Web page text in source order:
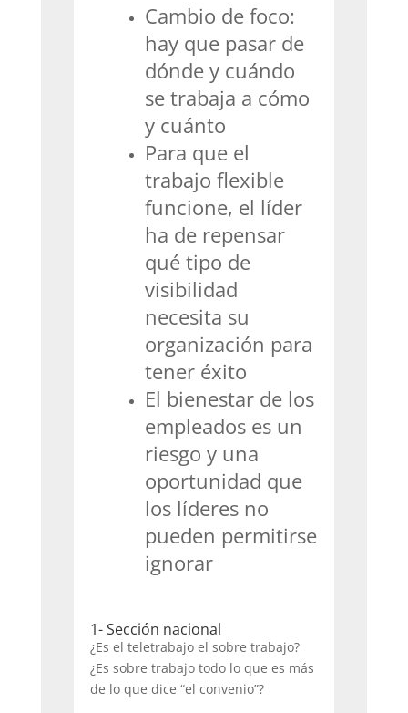
Cambio de foco:
hay que pasar de
dónde y cuándo
se trabaja a cómo
y cuánto
Para que el
trabajo flexible
funcione, el líder
ha de repensar
qué tipo de
visibilidad
necesita su
organización para
tener éxito
El bienestar de los
empleados es un
riesgo y una
oportunidad que
los líderes no
pueden permitirse
ignorar
1- Sección nacional
¿Es el teletrabajo el sobre trabajo?
¿Es sobre trabajo todo lo que es más
de lo que dice “el convenio”?